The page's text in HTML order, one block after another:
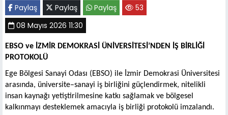
Paylaş Paylaş Paylaş
53
08 Mayıs 2026 11:30
EBSO ve İZMİR DEMOKRASİ ÜNİVERSİTESİ’NDEN İŞ BİRLİĞİ
PROTOKOLÜ
Ege Bölgesi Sanayi Odası (EBSO) ile İzmir Demokrasi Üniversitesi
arasında, üniversite–sanayi iş birliğini güçlendirmek, nitelikli
insan kaynağı yetiştirilmesine katkı sağlamak ve bölgesel
kalkınmayı desteklemek amacıyla iş birliği protokolü imzalandı.